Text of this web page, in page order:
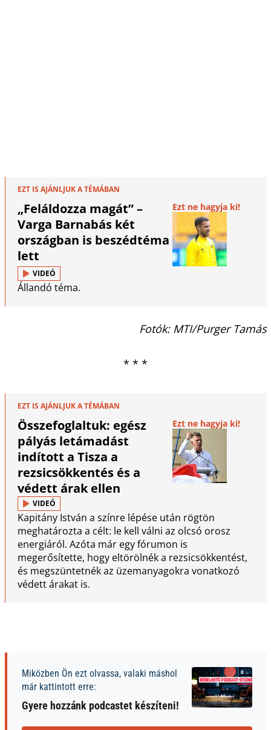
EZT IS AJÁNLJUK A TÉMÁBAN
„Feláldozza magát” –
Varga Barnabás két
országban is beszédtéma
lett
Ezt ne hagyja ki!
VIDEÓ
Állandó téma.
Fotók: MTI/Purger Tamás
* * *
EZT IS AJÁNLJUK A TÉMÁBAN
Összefoglaltuk: egész
pályás letámadást
indított a Tisza a
rezsicsökkentés és a
védett árak ellen
Ezt ne hagyja ki!
VIDEÓ
Kapitány István a színre lépése után rögtön
meghatározta a célt: le kell válni az olcsó orosz
energiáról. Azóta már egy fórumon is
megerősítette, hogy eltörölnék a rezsicsökkentést,
és megszüntetnék az üzemanyagokra vonatkozó
védett árakat is.
Miközben Ön ezt olvassa, valaki máshol
már kattintott erre:
Gyere hozzánk podcastet készíteni!